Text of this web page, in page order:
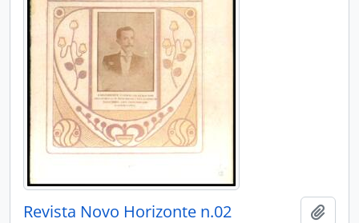
Revista Novo Horizonte n.02